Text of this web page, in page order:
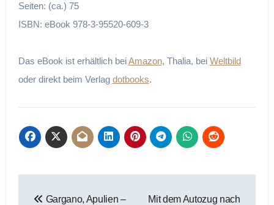
Seiten: (ca.) 75
ISBN: eBook 978-3-95520-609-3
Das eBook ist erhältlich beiAmazon, Thalia, bei Weltbild
oder direkt beim Verlag dotbooks.
Gargano, Apulien –
Mit dem Autozug nach